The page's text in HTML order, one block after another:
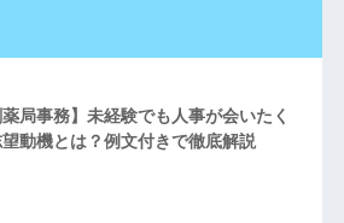
薬局事務】未経験でも人事が会いたく
動機とは？例文付きで徹底解説